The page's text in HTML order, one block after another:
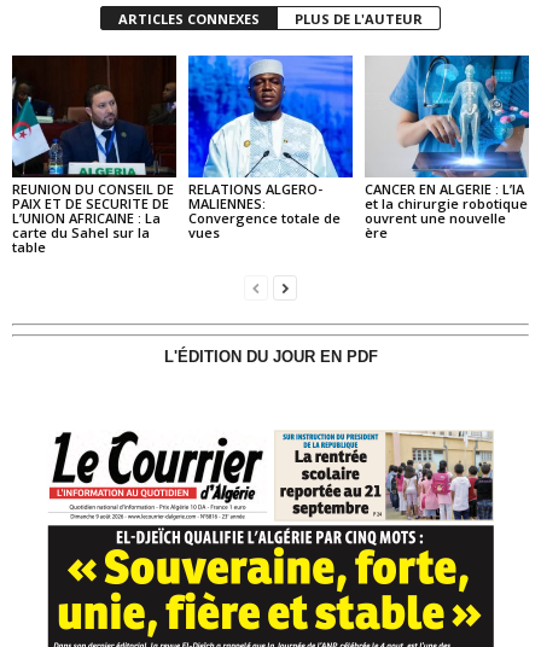
ARTICLES CONNEXES PLUS DE L'AUTEUR
REUNION DU CONSEIL DE
PAIX ET DE SECURITE DE
L’UNION AFRICAINE : La
carte du Sahel sur la
table
RELATIONS ALGERO-
MALIENNES:
Convergence totale de
vues
CANCER EN ALGERIE : L’IA
et la chirurgie robotique
ouvrent une nouvelle
ère
L'ÉDITION DU JOUR EN PDF